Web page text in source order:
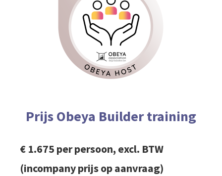
Prijs Obeya Builder training
€ 1.675 per persoon, excl. BTW
(incompany prijs op aanvraag)